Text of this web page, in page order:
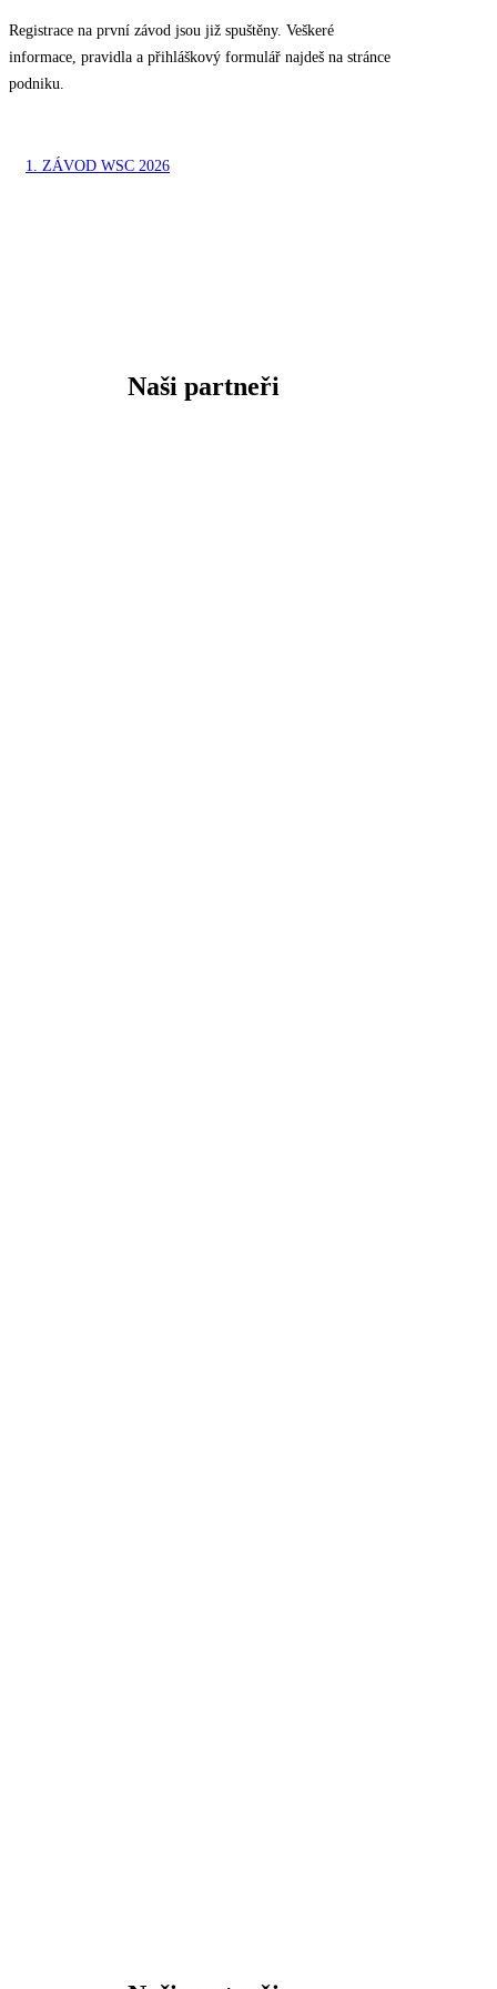
Registrace na první závod jsou již spuštěny. Veškeré
informace, pravidla a přihláškový formulář najdeš na stránce
podniku.
1. ZÁVOD WSC 2026
Naši partneři